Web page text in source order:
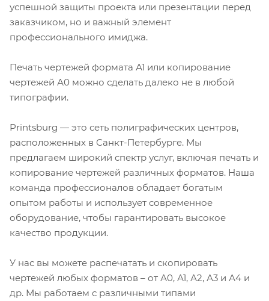
успешной защиты проекта или презентации перед
заказчиком, но и важный элемент
профессионального имиджа.
Печать чертежей формата А1 или копирование
чертежей А0 можно сделать далеко не в любой
типографии.
Printsburg — это сеть полиграфических центров,
расположенных в Санкт-Петербурге. Мы
предлагаем широкий спектр услуг, включая печать и
копирование чертежей различных форматов. Наша
команда профессионалов обладает богатым
опытом работы и использует современное
оборудование, чтобы гарантировать высокое
качество продукции.
У нас вы можете распечатать и скопировать
чертежей любых форматов – от А0, А1, А2, А3 и А4 и
др. Мы работаем с различными типами